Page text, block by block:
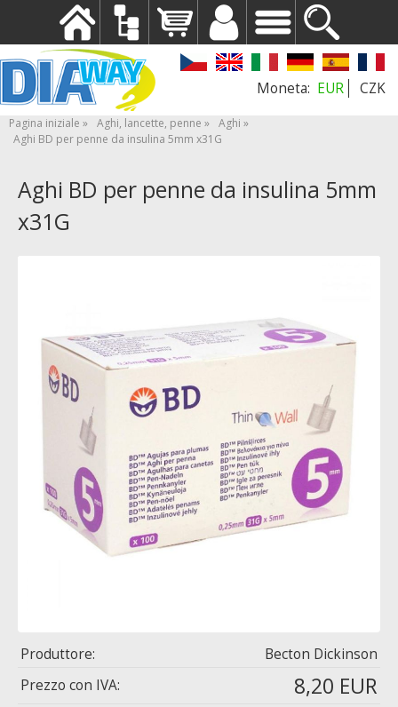
EUR CZK
Pagina iniziale Aghi, lancette, penne
Aghi
Aghi BD per penne da insulina 5mm x31G
Aghi BD per penne da insulina 5mm
x31G
Produttore:
Becton Dickinson
Prezzo con IVA:
8,20 EUR